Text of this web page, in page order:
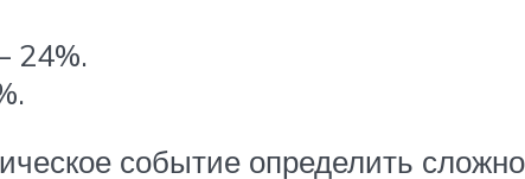
24%.
событие определить